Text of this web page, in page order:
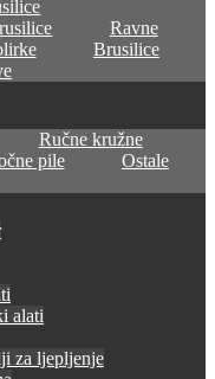
Ravne
Brusilice
Ručne kružne
pile
Ostale
alati
za ljepljenje